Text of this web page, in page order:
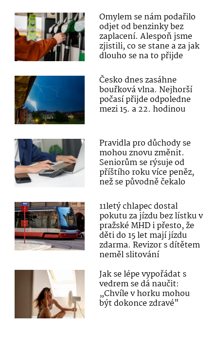
Omylem se nám podařilo
odjet od benzinky bez
zaplacení. Alespoň jsme
zjistili, co se stane a za jak
dlouho se na to přijde
Česko dnes zasáhne
bouřková vlna. Nejhorší
počasí přijde odpoledne
mezi 15. a 22. hodinou
Pravidla pro důchody se
mohou znovu změnit.
Seniorům se rýsuje od
příštího roku více peněz,
než se původně čekalo
11letý chlapec dostal
pokutu za jízdu bez lístku v
pražské MHD i přesto, že
děti do 15 let mají jízdu
zdarma. Revizor s dítětem
neměl slitování
Jak se lépe vypořádat s
vedrem se dá naučit:
„Chvíle v horku mohou
být dokonce zdravé"